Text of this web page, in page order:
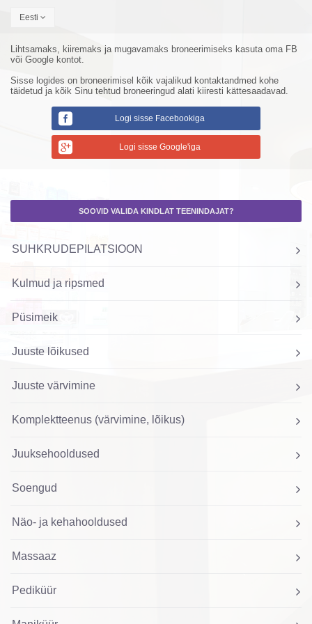
Eesti
Lihtsamaks, kiiremaks ja mugavamaks broneerimiseks kasuta oma FB
või Google kontot.
Sisse logides on broneerimisel kõik vajalikud kontaktandmed kohe
täidetud ja kõik Sinu tehtud broneeringud alati kiiresti kättesaadavad.
Logi sisse Facebookiga
Logi sisse Google'iga
SOOVID VALIDA KINDLAT TEENINDAJAT?
SUHKRUDEPILATSIOON
Kulmud ja ripsmed
Püsimeik
Juuste lõikused
Juuste värvimine
Komplektteenus (värvimine, lõikus)
Juuksehooldused
Soengud
Näo- ja kehahooldused
Massaaz
Pediküür